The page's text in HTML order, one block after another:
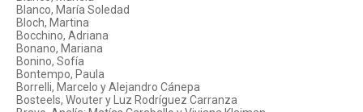
Blanco, María Soledad
Bloch, Martina
Bocchino, Adriana
Bonano, Mariana
Bonino, Sofía
Bontempo, Paula
Borrelli, Marcelo y Alejandro Cánepa
Bosteels, Wouter y Luz Rodríguez Carranza